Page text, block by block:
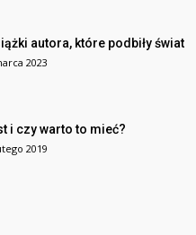
autora, które podbiły świat
2023
i czy warto to mieć?
2019